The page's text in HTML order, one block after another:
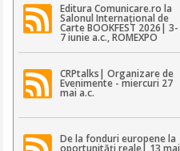
Editura Comunicare.ro la
Salonul Internațional de
Carte BOOKFEST 2026| 3-
7 iunie a.c., ROMEXPO
CRPtalks| Organizare de
Evenimente - miercuri 27
mai a.c.
De la fonduri europene la
oportunități reale| 13 mai